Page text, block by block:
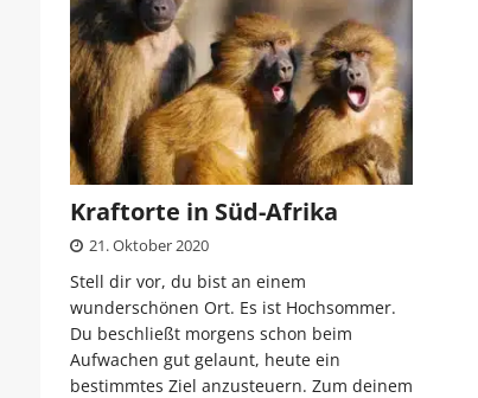
Kraftorte in Süd-Afrika
21. Oktober 2020
Stell dir vor, du bist an einem
wunderschönen Ort. Es ist Hochsommer.
Du beschließt morgens schon beim
Aufwachen gut gelaunt, heute ein
bestimmtes Ziel anzusteuern. Zum deinem